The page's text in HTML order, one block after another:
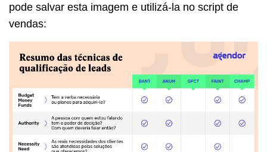
pode salvar esta imagem e utilizá-la no script de
vendas: